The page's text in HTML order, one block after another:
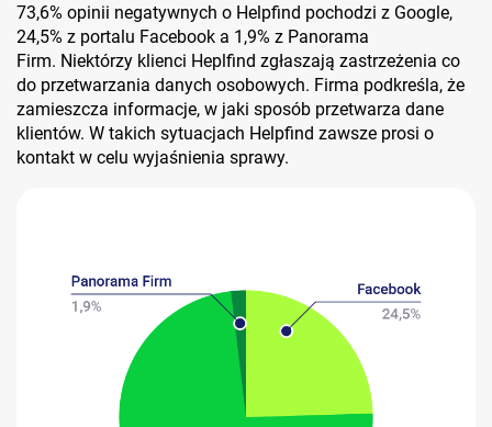
73,6% opinii negatywnych o Helpfind pochodzi z Google,
24,5% z portalu Facebook a 1,9% z Panorama
Firm. Niektórzy klienci Heplfind zgłaszają zastrzeżenia co
do przetwarzania danych osobowych. Firma podkreśla, że
zamieszcza informacje, w jaki sposób przetwarza dane
klientów. W takich sytuacjach Helpfind zawsze prosi o
kontakt w celu wyjaśnienia sprawy.